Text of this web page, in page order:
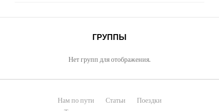
ГРУППЫ
Нет групп для отображения.
Нам по пути Статьи
Поездки